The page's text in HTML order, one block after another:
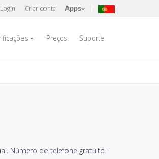
Login Criar conta Apps
Preços Suporte
Número de telefone gratuito -